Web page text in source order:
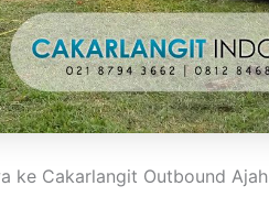
ke Cakarlangit Outbound Ajah